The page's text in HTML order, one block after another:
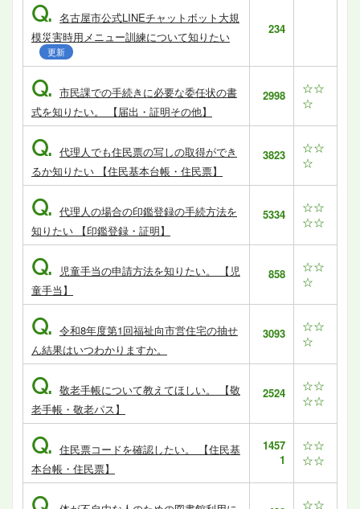
Q. 名古屋市公式LINEチャットボット大規
模災害時用メニュー訓練について知りたい
更新
234
Q. 市民課での手続きに必要な委任状の書
式を知りたい。 【届出・証明その他】
2998
☆☆
☆
Q. 代理人でも住民票の写しの取得ができ
るか知りたい 【住民基本台帳・住民票】
3823
☆☆
☆
Q. 代理人の場合の印鑑登録の手続方法を
知りたい 【印鑑登録・証明】
5334
☆☆
☆☆
Q.
児童手当の申請方法を知りたい。 【児
童手当】
858
☆☆
☆
Q. 令和8年度第1回福祉向市営住宅の抽せ
ん結果はいつわかりますか。
3093
☆☆
☆
Q. 敬老手帳について教えてほしい。 【敬
老手帳・敬老パス】
2524
☆☆
☆☆
Q. 住民票コードを確認したい。 【住民基
本台帳・住民票】
1457
1
☆☆
☆☆
☆☆